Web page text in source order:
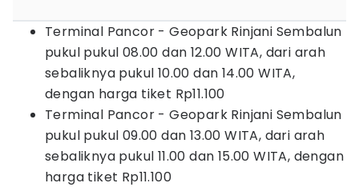
Terminal Pancor - Geopark Rinjani Sembalun
pukul pukul 08.00 dan 12.00 WITA, dari arah
sebaliknya pukul 10.00 dan 14.00 WITA,
dengan harga tiket Rp11.100
Terminal Pancor - Geopark Rinjani Sembalun
pukul pukul 09.00 dan 13.00 WITA, dari arah
sebaliknya pukul 11.00 dan 15.00 WITA, dengan
harga tiket Rp11.100